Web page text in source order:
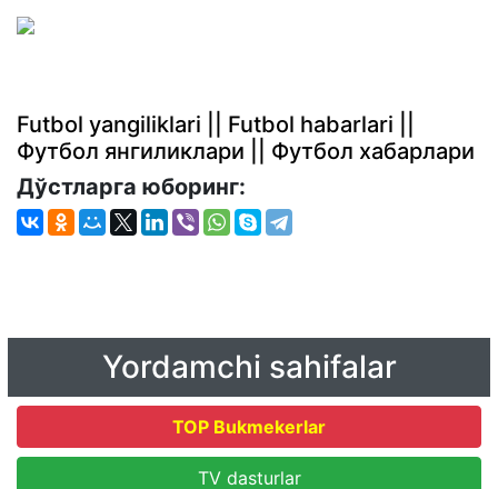
Futbol yangiliklari || Futbol habarlari ||
Футбол янгиликлари || Футбол хабарлари
Дўстларга юборинг:
Yordamchi sahifalar
TOP Bukmekerlar
TV dasturlar